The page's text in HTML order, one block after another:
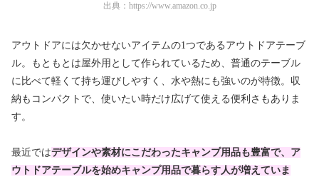
出典： https://www.amazon.co.jp
アウトドアには欠かせないアイテムの1つであるアウトドアテーブ
ル。もともとは屋外用として作られているため、普通のテーブル
に比べて軽くて持ち運びしやすく、水や熱にも強いのが特徴。収
納もコンパクトで、使いたい時だけ広げて使える便利さもありま
す。
最近ではデザインや素材にこだわったキャンプ用品も豊富で、ア
ウトドアテーブルを始めキャンプ用品で暮らす人が増えていま